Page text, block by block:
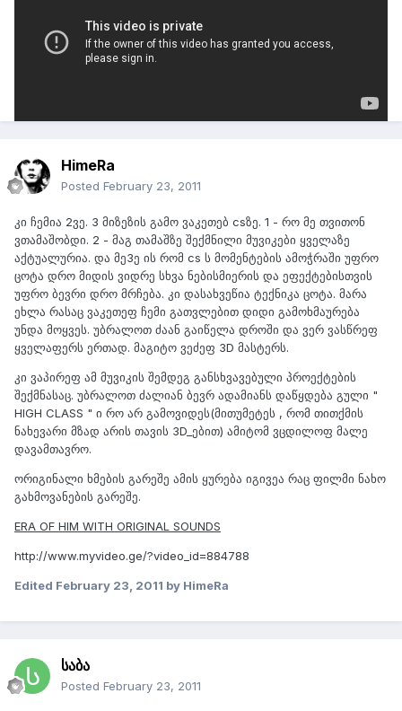
ტექნიკას მაგრამ იდეა ვერ გავიგე
ქაუნთერის გარდა სხვა თამაშები არ გინდა გააკეთო?
HimeRa
Posted February 23, 2011
კი ჩემია 2ვე. 3 მიზეზის გამო ვაკეთებ csზე. 1 - რო მე თვითონ
ვთამაშობდი. 2 - მაგ თამაშზე შექმნილი მუვიკები ყველაზე
აქტუალურია. და მე3ე ის რომ cs ს მომენტების ამოჭრაში უფრო
ცოტა დრო მიდის ვიდრე სხვა ნებისმიერის და ეფექტებისთვის
უფრო ბევრი დრო მრჩება. კი დასახვეწია ტექნიკა ცოტა. მარა
ეხლა რასაც ვაკეთეფ ჩემი გათვლებით დიდი გამოხმაურება
უნდა მოყვეს. უბრალოთ ძაან გაიწელა დროში და ვერ ვასწრეფ
ყველაფერს ერთად. მაგიტო ვეძეფ 3D მასტერს.
კი ვაპირეფ ამ მუვიკის შემდეგ განსხვავებული პროექტების
შექმნასაც. უბრალოთ ძალიან ბევრ ადამიანს დაწყდება გული "
HIGH CLASS " ი რო არ გამოვიდეს(მითუმეტეს , რომ თითქმის
ნახევარი მზად არის თავის 3D_ებით) ამიტომ ვცდილოფ მალე
დავამთავრო.
ორიგინალი ხმების გარეშე ამის ყურება იგივეა რაც ფილმი ნახო
გახმოვანების გარეშე.
ERA OF HIM WITH ORIGINAL SOUNDS
http://www.myvideo.ge/?video_id=884788
Edited February 23, 2011 by HimeRa
საბა
Posted February 23, 2011